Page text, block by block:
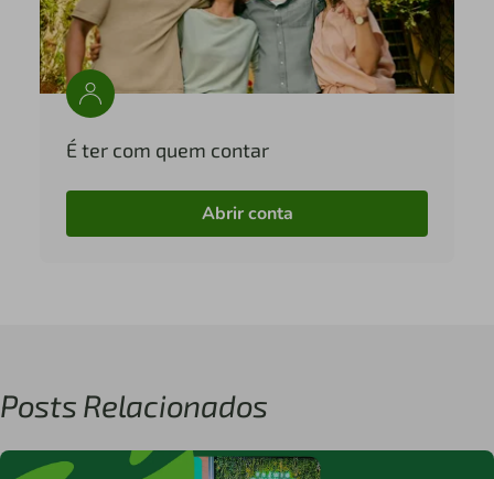
É ter com quem contar
Abrir conta
Posts Relacionados